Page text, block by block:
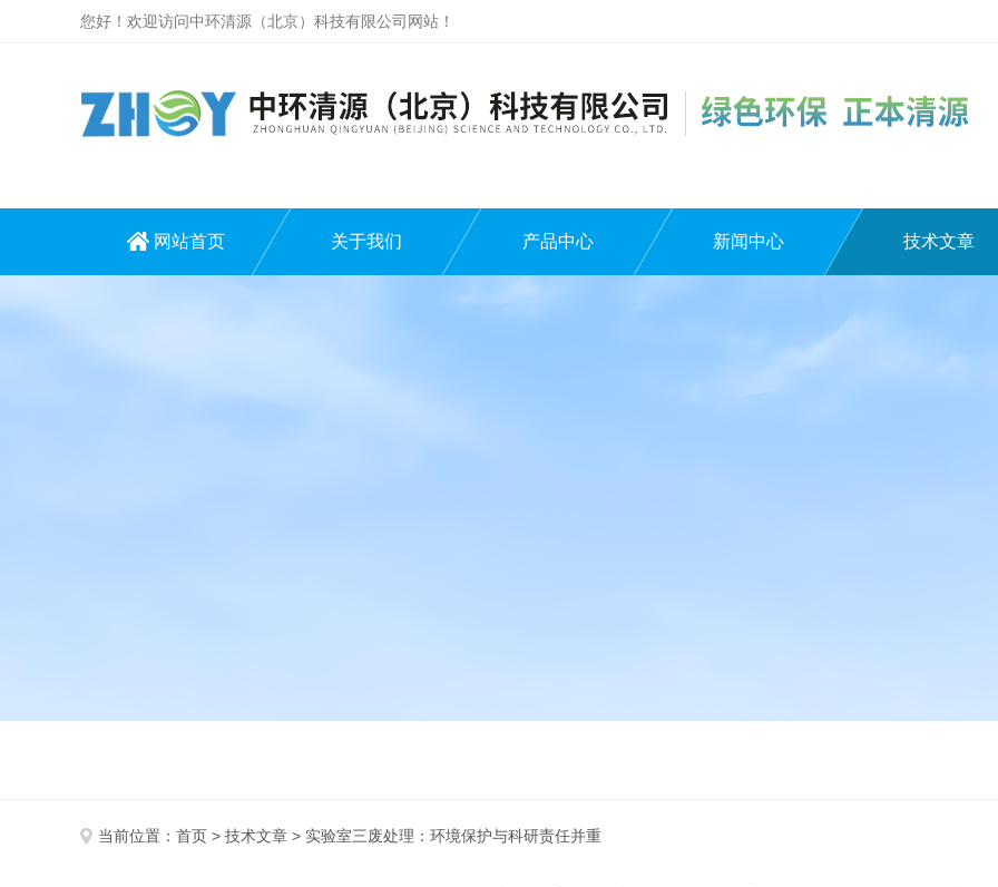
您好！欢迎访问中环清源（北京）科技有限公司网站！
网站首页 关于我们 产品中心 新闻中心 技术文章
当前位置： 首页 > 技术文章 > 实验室三废处理：环境保护与科研责任并重